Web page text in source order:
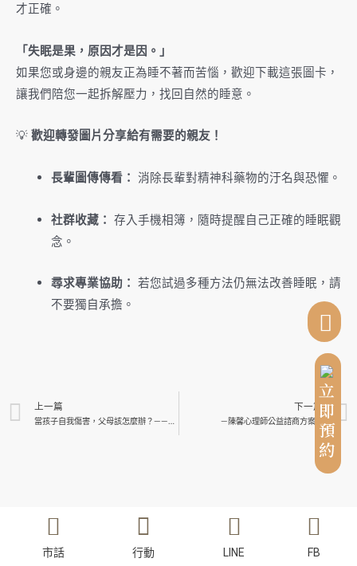
才正確。
「失眠是果，原因才是因。」
如果您或身邊的親友正為睡不著而苦惱，歡迎下載這張圖卡，
讓我們陪您一起拆解壓力，找回自然的睡意。
💡 歡迎轉發圖片分享給有需要的親友！
長輩圖傳傳看： 消除長輩對精神科藥物的汙名與恐懼。
社群收藏： 存入手機相簿，隨時提醒自己正確的睡眠觀
念。
尋求專業協助： 若您試過多種方法仍無法改善睡眠，請
不要獨自承擔。
上一篇
當孩子自我傷害，父母該怎麼辦？——走進傷痛背後的對話與支持
下一篇
—陳馨心理師公益諮商方案—
市話 行動 LINE FB
立即預約